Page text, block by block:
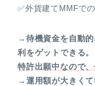
✅外貨建てMMFで
→待機資金を自動
利をゲットできる。
特許出願中なので
→運用額が大きくて